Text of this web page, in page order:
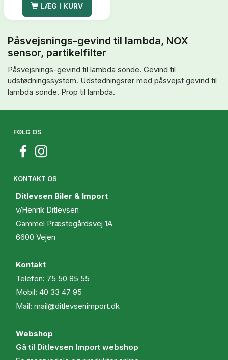
LÆG I KURV
Påsvejsnings-gevind til lambda, NOX
sensor, partikelfilter
Påsvejsnings-gevind til lambda sonde. Gevind til
udstødningssystem. Udstødningsrør med påsvejst gevind til
lambda sonde. Prop til lambda.
FØLG OS
KONTAKT OS
Ditlevsen Biler & Import
v/Henrik Ditlevsen
Gammel Præstegårdsvej 1A
6600 Vejen
Kontakt
Telefon: 75 50 85 55
Mobil: 40 33 47 95
Mail: mail@ditlevsenimport.dk
Webshop
Gå til Ditlevsen Import webshop